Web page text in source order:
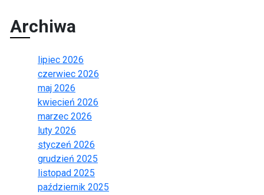
Archiwa
lipiec 2026
czerwiec 2026
maj 2026
kwiecień 2026
marzec 2026
luty 2026
styczeń 2026
grudzień 2025
listopad 2025
październik 2025